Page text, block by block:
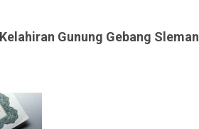
Gunung Gebang Sleman